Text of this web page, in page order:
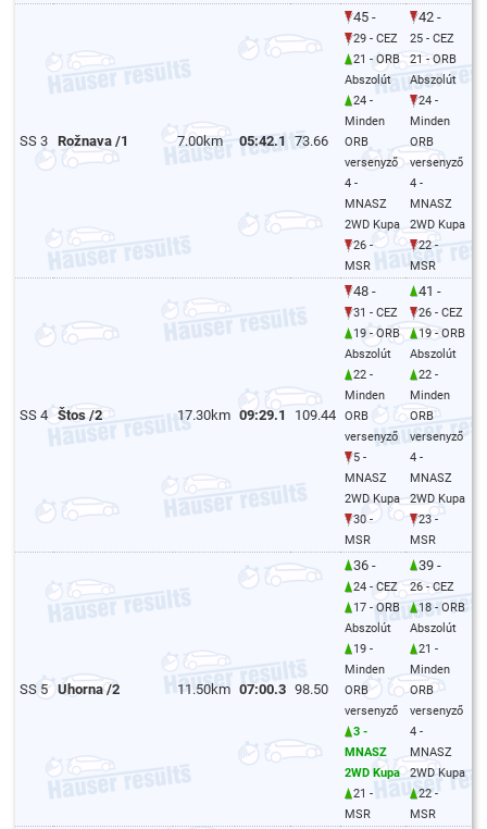
SS 3 Rožnava /1 7.00km 05:42.1 73.66
45 -
29 - CEZ
21 - ORB
Abszolút
24 -
Minden
ORB
versenyző
4 -
MNASZ
2WD Kupa
26 -
MSR
42 -
25 - CEZ
21 - ORB
Abszolút
24 -
Minden
ORB
versenyző
4 -
MNASZ
2WD Kupa
22 -
MSR
SS 4 Štos /2 17.30km 09:29.1 109.44
48 -
31 - CEZ
19 - ORB
Abszolút
22 -
Minden
ORB
versenyző
5 -
MNASZ
2WD Kupa
30 -
MSR
41 -
26 - CEZ
19 - ORB
Abszolút
22 -
Minden
ORB
versenyző
4 -
MNASZ
2WD Kupa
23 -
MSR
SS 5 Uhorna /2 11.50km 07:00.3 98.50
36 -
24 - CEZ
17 - ORB
Abszolút
19 -
Minden
ORB
versenyző
3 -
MNASZ
2WD Kupa
21 -
MSR
39 -
26 - CEZ
18 - ORB
Abszolút
21 -
Minden
ORB
versenyző
4 -
MNASZ
2WD Kupa
22 -
MSR